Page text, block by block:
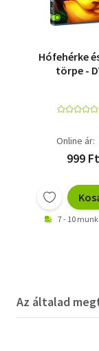
Hófehérke
törpe -
Online ár:
999 Ft
7 - 10
Az általad